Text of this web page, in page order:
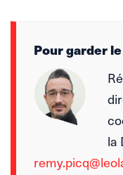
Pour garder
la